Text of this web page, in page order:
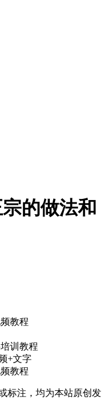
的做法和
教程
+文字
教程
标注，均为本站原创发